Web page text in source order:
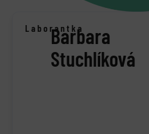
Laborantka
Barbara
Stuchlíková